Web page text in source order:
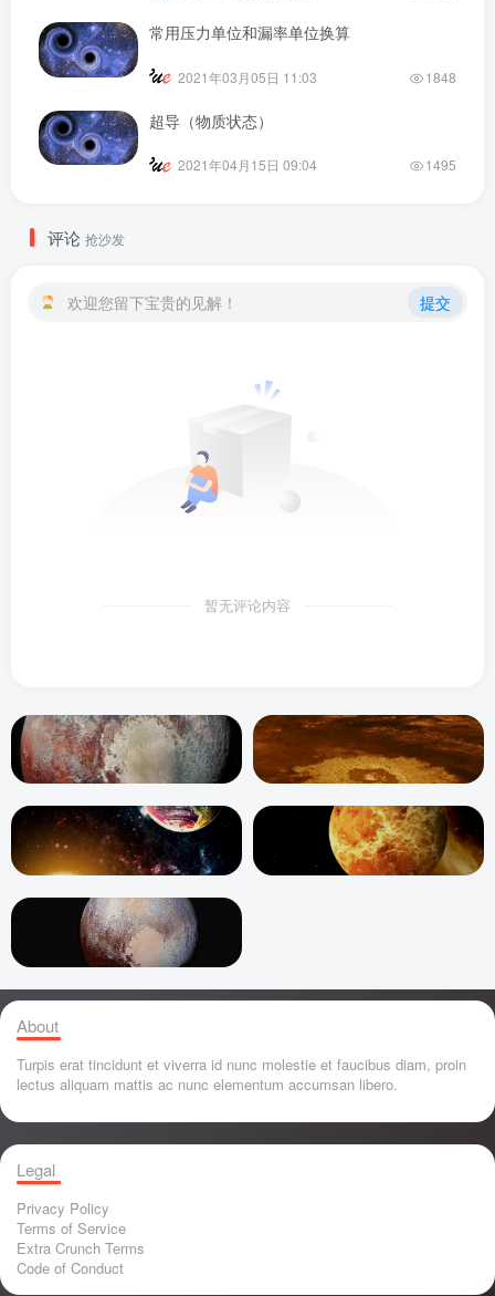
常用压力单位和漏率单位换算
2021年03月05日 11:03 1848
超导（物质状态）
2021年04月15日 09:04 1495
评论 抢沙发
欢迎您留下宝贵的见解！ 提交
暂无评论内容
About
Turpis erat tincidunt et viverra id nunc molestie et faucibus diam, proin
lectus aliquam mattis ac nunc elementum accumsan libero.
Legal
Privacy Policy
Terms of Service
Extra Crunch Terms
Code of Conduct